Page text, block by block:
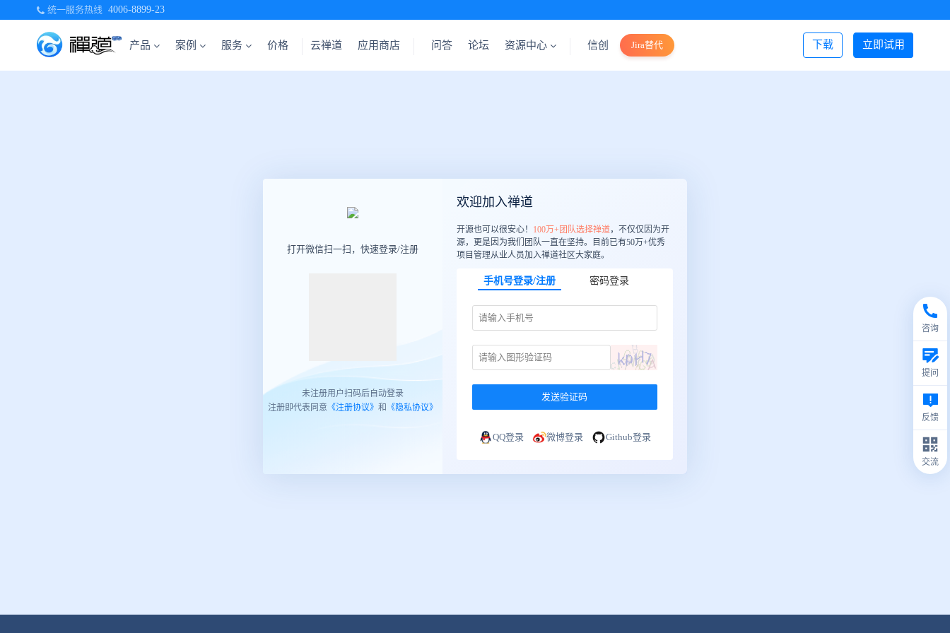
统一服务热线 4006-8899-23
产品 案例 服务 价格 立即试用
下载
云禅道 应用商店 问答 论坛 资源中心 信创 Jira替代 登录/注册
咨询
提问
反馈
交流
打开微信扫一扫，快速登录/注册
未注册用户扫码后自动登录
注册即代表同意 《注册协议》 和 《隐私协议》
欢迎加入禅道
开源也可以很安心！ 100万+团队选择禅道，不仅仅因为开
源，更是因为我们团队一直在坚持。目前已有50万+优秀
项目管理从业人员加入禅道社区大家庭。
手机号登录/注册 密码登录
发送验证码
QQ登录 微博登录 Github登录